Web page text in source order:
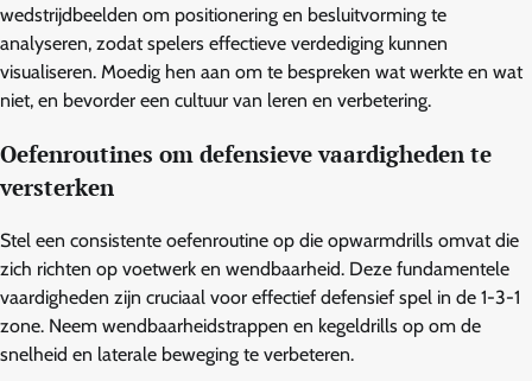
wedstrijdbeelden om positionering en besluitvorming te
analyseren, zodat spelers effectieve verdediging kunnen
visualiseren. Moedig hen aan om te bespreken wat werkte en wat
niet, en bevorder een cultuur van leren en verbetering.
Oefenroutines om defensieve vaardigheden te
versterken
Stel een consistente oefenroutine op die opwarmdrills omvat die
zich richten op voetwerk en wendbaarheid. Deze fundamentele
vaardigheden zijn cruciaal voor effectief defensief spel in de 1-3-1
zone. Neem wendbaarheidstrappen en kegeldrills op om de
snelheid en laterale beweging te verbeteren.